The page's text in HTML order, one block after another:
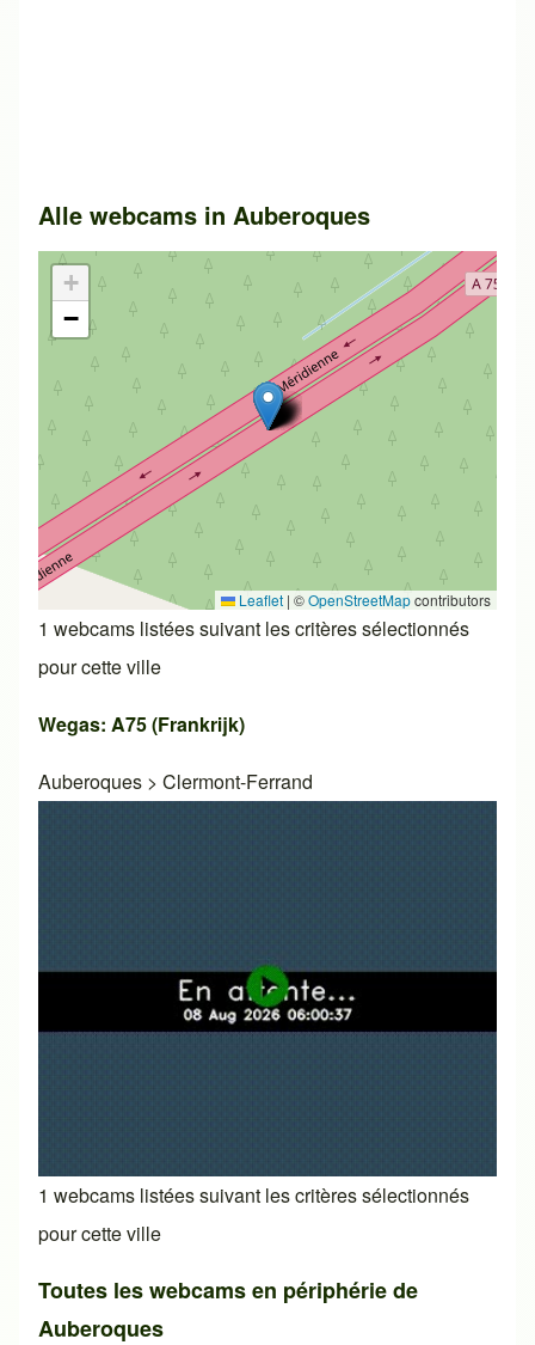
Alle webcams in Auberoques
+
−
Leaflet | ©OpenStreetMapcontributors
1 webcams listées suivant les critères sélectionnés
pour cette ville
Wegas: A75 (Frankrijk)
Auberoques > Clermont-Ferrand
1 webcams listées suivant les critères sélectionnés
pour cette ville
Toutes les webcams en périphérie de
Auberoques